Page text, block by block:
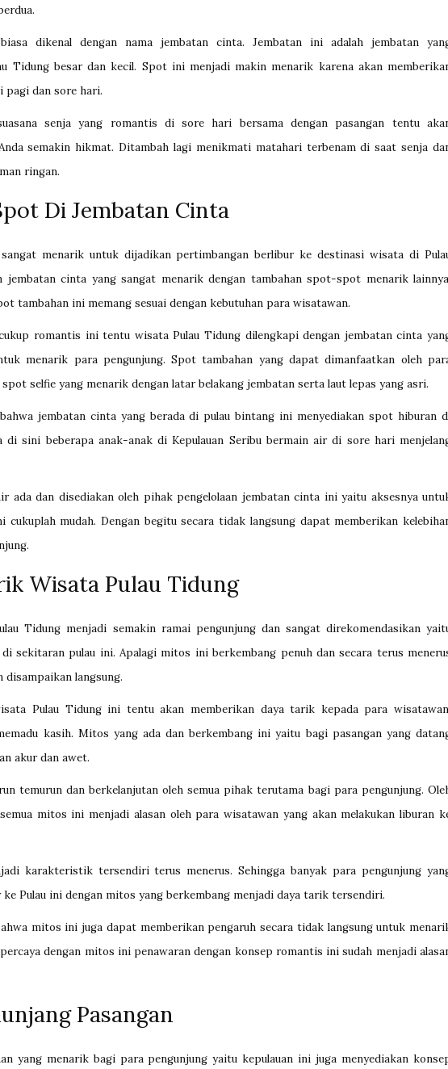
dikenal dengan nama jembatan cinta. Jembatan ini adalah jembatan
Tidung besar dan kecil. Spot ini menjadi makin menarik karena akan
pagi dan sore hari.
senja yang romantis di sore hari bersama dengan pasangan tentu
semakin hikmat. Ditambah lagi menikmati matahari terbenam di saat senja
ringan.
Di Jembatan Cinta
sangat menarik untuk dijadikan pertimbangan berlibur ke destinasi wisata di
jembatan cinta yang sangat menarik dengan tambahan spot-spot menarik
tambahan ini memang sesuai dengan kebutuhan para wisatawan.
romantis ini tentu wisata Pulau Tidung dilengkapi dengan jembatan cinta
menarik para pengunjung. Spot tambahan yang dapat dimanfaatkan oleh
selfie yang menarik dengan latar belakang jembatan serta laut lepas yang asri.
jembatan cinta yang berada di pulau bintang ini menyediakan spot hiburan
di sini beberapa anak-anak di Kepulauan Seribu bermain air di sore hari
ada dan disediakan oleh pihak pengelolaan jembatan cinta ini yaitu aksesnya
mudah. Dengan begitu secara tidak langsung dapat memberikan
Wisata Pulau Tidung
Tidung menjadi semakin ramai pengunjung dan sangat direkomendasikan
sekitaran pulau ini. Apalagi mitos ini berkembang penuh dan secara terus
langsung.
Pulau Tidung ini tentu akan memberikan daya tarik kepada para
kasih. Mitos yang ada dan berkembang ini yaitu bagi pasangan yang
akur dan awet.
temurun dan berkelanjutan oleh semua pihak terutama bagi para pengunjung.
mitos ini menjadi alasan oleh para wisatawan yang akan melakukan liburan
karakteristik tersendiri terus menerus. Sehingga banyak para pengunjung
ke Pulau ini dengan mitos yang berkembang menjadi daya tarik tersendiri.
mitos ini juga dapat memberikan pengaruh secara tidak langsung untuk
dengan mitos ini penawaran dengan konsep romantis ini sudah menjadi
Pasangan
yang menarik bagi para pengunjung yaitu kepulauan ini juga menyediakan